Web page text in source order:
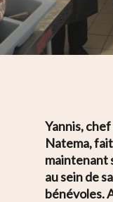
Yannis,
Natema,
maintenant
au sein de
bénévoles.